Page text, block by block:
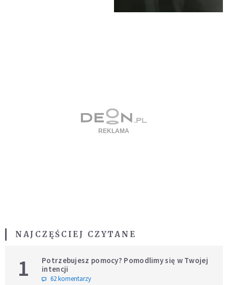
NAJCZĘŚCIEJ CZYTANE
1
Potrzebujesz pomocy? Pomodlimy się w Twojej
intencji
62 komentarzy